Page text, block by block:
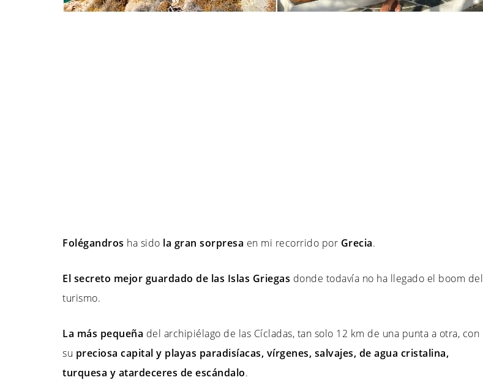
Folégandros ha sido la gran sorpresa en mi recorrido por Grecia.
El secreto mejor guardado de las Islas Griegas donde todavía no ha llegado el boom del
turismo.
La más pequeña del archipiélago de las Cícladas, tan solo 12 km de una punta a otra, con
su preciosa capital y playas paradisíacas, vírgenes, salvajes, de agua cristalina,
turquesa y atardeceres de escándalo.